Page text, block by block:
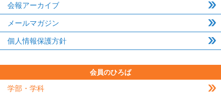
会報アーカイブ
メールマガジン
個人情報保護方針
会員のひろば
学部・学科